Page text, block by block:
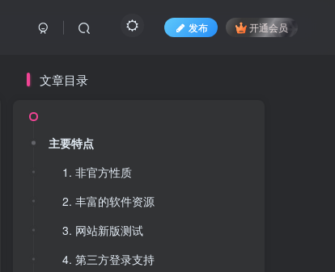
发布 开通会员
文章目录
主要特点
1. 非官方性质
2. 丰富的软件资源
3. 网站新版测试
4. 第三方登录支持